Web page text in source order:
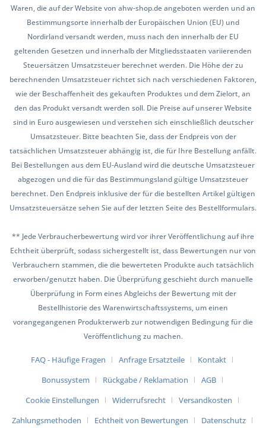
Waren, die auf der Website von ahw-shop.de angeboten werden und an
Bestimmungsorte innerhalb der Europäischen Union (EU) und
Nordirland versandt werden, muss nach den innerhalb der EU
geltenden Gesetzen und innerhalb der Mitgliedsstaaten variierenden
Steuersätzen Umsatzsteuer berechnet werden. Die Höhe der zu
berechnenden Umsatzsteuer richtet sich nach verschiedenen Faktoren,
wie der Beschaffenheit des gekauften Produktes und dem Zielort, an
den das Produkt versandt werden soll. Die Preise auf unserer Website
sind in Euro ausgewiesen und verstehen sich einschließlich deutscher
Umsatzsteuer. Bitte beachten Sie, dass der Endpreis von der
tatsächlichen Umsatzsteuer abhängig ist, die für Ihre Bestellung anfällt.
Bei Bestellungen aus dem EU-Ausland wird die deutsche Umsatzsteuer
abgezogen und die für das Bestimmungsland gültige Umsatzsteuer
berechnet. Den Endpreis inklusive der für die bestellten Artikel gültigen
Umsatzsteuersätze sehen Sie auf der letzten Seite des Bestellformulars.
** Jede Verbraucherbewertung wird vor ihrer Veröffentlichung auf ihre
Echtheit überprüft, sodass sichergestellt ist, dass Bewertungen nur von
Verbrauchern stammen, die die bewerteten Produkte auch tatsächlich
erworben/genutzt haben. Die Überprüfung geschieht durch manuelle
Überprüfung in Form eines Abgleichs der Bewertung mit der
Bestellhistorie des Warenwirtschaftssystems, um einen
vorangegangenen Produkterwerb zur notwendigen Bedingung für die
Veröffentlichung zu machen.
FAQ - Häufige Fragen Anfrage Ersatzteile
Kontakt
Bonussystem
Rückgabe / Reklamation
AGB
Cookie Einstellungen
Widerrufsrecht
Versandkosten
Zahlungsmethoden
Echtheit von Bewertungen Datenschutz